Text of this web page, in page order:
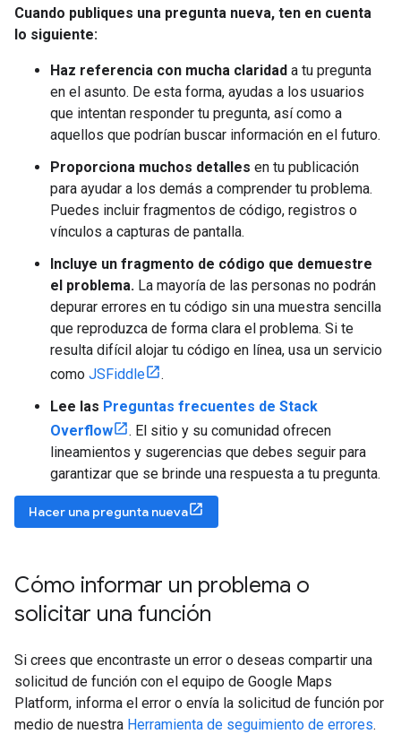
Cuando publiques una pregunta nueva, ten en cuenta
lo siguiente:
Haz referencia con mucha claridad a tu pregunta
en el asunto. De esta forma, ayudas a los usuarios
que intentan responder tu pregunta, así como a
aquellos que podrían buscar información en el futuro.
Proporciona muchos detalles en tu publicación
para ayudar a los demás a comprender tu problema.
Puedes incluir fragmentos de código, registros o
vínculos a capturas de pantalla.
Incluye un fragmento de código que demuestre
el problema. La mayoría de las personas no podrán
depurar errores en tu código sin una muestra sencilla
que reproduzca de forma clara el problema. Si te
resulta difícil alojar tu código en línea, usa un servicio
como JSFiddle
.
Lee las Preguntas frecuentes de Stack
Overflow
. El sitio y su comunidad ofrecen
lineamientos y sugerencias que debes seguir para
garantizar que se brinde una respuesta a tu pregunta.
Hacer una pregunta nueva
Cómo informar un problema o
solicitar una función
Si crees que encontraste un error o deseas compartir una
solicitud de función con el equipo de Google Maps
Platform, informa el error o envía la solicitud de función por
medio de nuestra Herramienta de seguimiento de errores.